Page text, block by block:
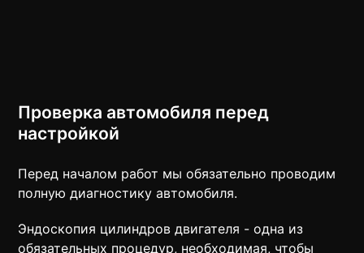
Проверка автомобиля перед
настройкой
Перед началом работ мы обязательно проводим
полную диагностику автомобиля.
Эндоскопия цилиндров двигателя - одна из
обязательных процедур, необходимая, чтобы